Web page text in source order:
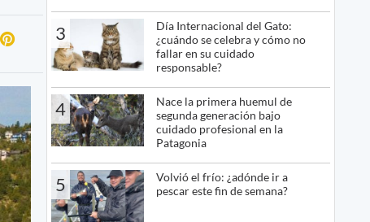
3
Día Internacional del Gato:
¿cuándo se celebra y cómo no
fallar en su cuidado
responsable?
4
Nace la primera huemul de
segunda generación bajo
cuidado profesional en la
Patagonia
5
Volvió el frío: ¿adónde ir a
pescar este fin de semana?